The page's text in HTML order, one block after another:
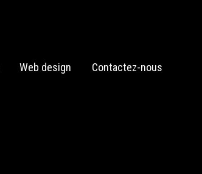
Web design Contactez-nous